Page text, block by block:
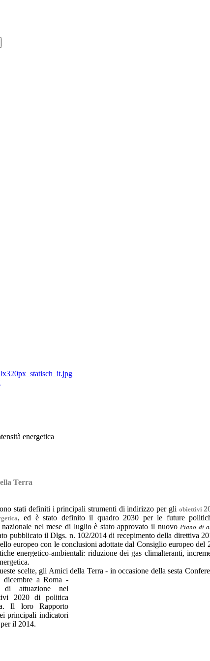
energetica
Terra
stati definiti i principali strumenti di indirizzo per gli obiettivi
, ed è stato definito il quadro 2030 per le future
nel mese di luglio è stato approvato il nuovo Piano di
pubblicato il Dlgs. n. 102/2014 di recepimento della direttiva
europeo con le conclusioni adottate dal Consiglio europeo del
energetico-ambientali: riduzione dei gas climalteranti,
scelte, gli Amici della Terra - in occasione della sesta
dicembre aRoma -
attuazione nel
2020 di politica
Il loro Rapporto
principali indicatori
il 2014.